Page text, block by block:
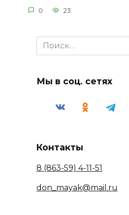
0 23
Search
for:
Мы в соц. сетях
Контакты
8 (863-59) 4-11-51
don_mayak@mail.ru